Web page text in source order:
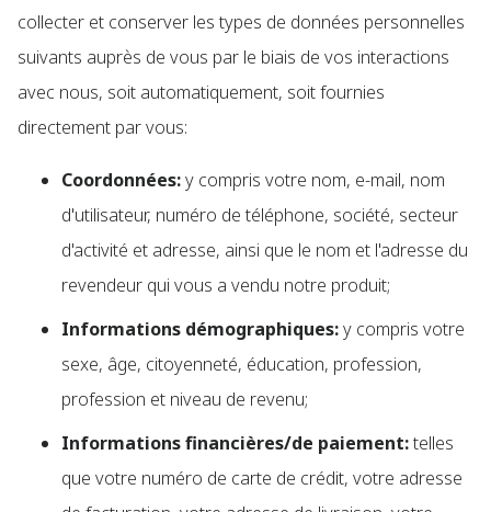
collecter et conserver les types de données personnelles
suivants auprès de vous par le biais de vos interactions
avec nous, soit automatiquement, soit fournies
directement par vous:
Coordonnées:y compris votre nom, e-mail, nom
d'utilisateur, numéro de téléphone, société, secteur
d'activité et adresse, ainsi que le nom et l'adresse du
revendeur qui vous a vendu notre produit;
Informations démographiques:y compris votre
sexe, âge, citoyenneté, éducation, profession,
profession et niveau de revenu;
Informations financières/de paiement:telles
que votre numéro de carte de crédit, votre adresse